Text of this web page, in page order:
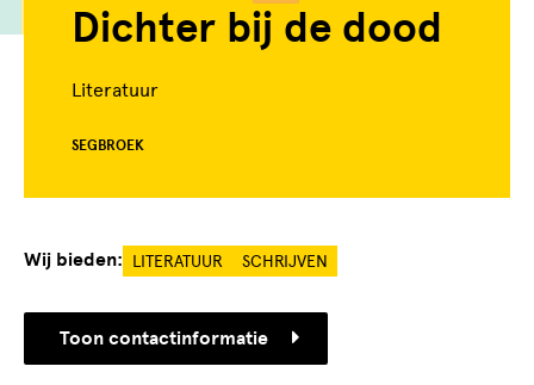
Dichter bij de dood
Literatuur
SEGBROEK
Wij bieden: LITERATUUR SCHRIJVEN
Toon contactinformatie